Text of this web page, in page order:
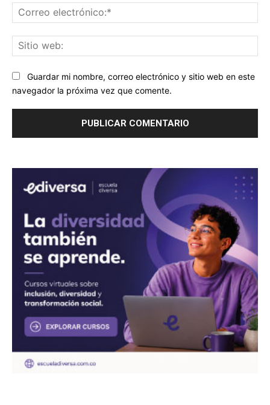
Guardar mi nombre, correo electrónico y sitio web en este
navegador la próxima vez que comente.